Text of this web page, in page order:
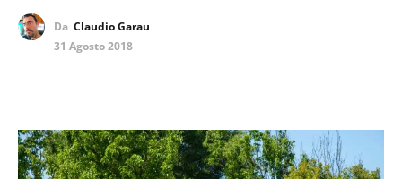
Da Claudio Garau
31 Agosto 2018